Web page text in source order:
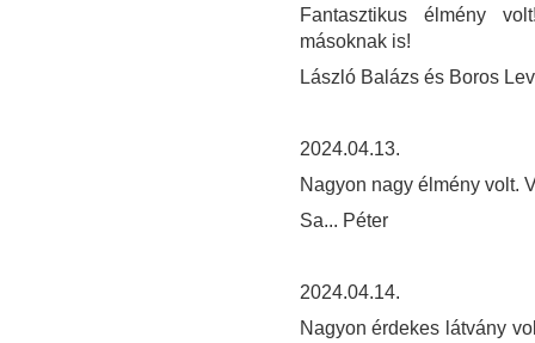
Fantasztikus élmény
másoknak is!
László Balázs és Boros
2024.04.13.
Nagyon nagy élmény volt.
Sa... Péter
2024.04.14.
Nagyon érdekes látvány